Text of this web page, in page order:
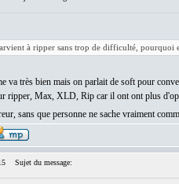
à ripper sans trop de difficulté, pourquoi
va très bien mais on parlait de soft pour
ripper, Max, XLD, Rip car il ont ont plus
sans que personne ne sache vraiment
Sujet du message: